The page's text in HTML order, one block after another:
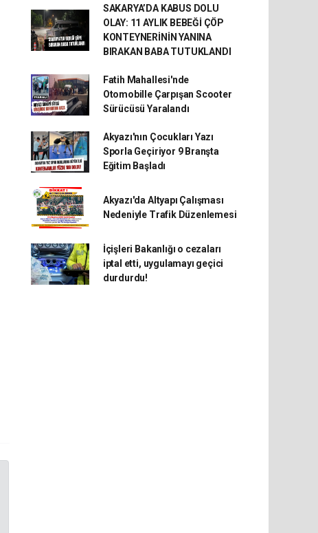
SAKARYA’DA KABUS DOLU
OLAY: 11 AYLIK BEBEĞİ ÇÖP
KONTEYNERİNİN YANINA
BIRAKAN BABA TUTUKLANDI
Fatih Mahallesi'nde
Otomobille Çarpışan Scooter
Sürücüsü Yaralandı
Akyazı'nın Çocukları Yazı
Sporla Geçiriyor 9 Branşta
Eğitim Başladı
Akyazı'da Altyapı Çalışması
Nedeniyle Trafik Düzenlemesi
İçişleri Bakanlığı o cezaları
iptal etti, uygulamayı geçici
durdurdu!